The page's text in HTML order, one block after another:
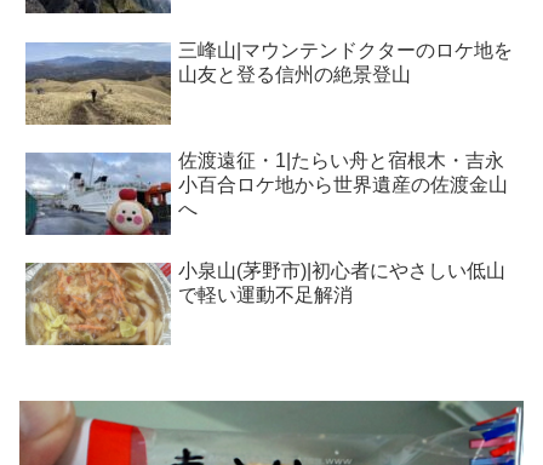
三峰山|マウンテンドクターのロケ地を
山友と登る信州の絶景登山
佐渡遠征・1|たらい舟と宿根木・吉永
小百合ロケ地から世界遺産の佐渡金山
へ
小泉山(茅野市)|初心者にやさしい低山
で軽い運動不足解消